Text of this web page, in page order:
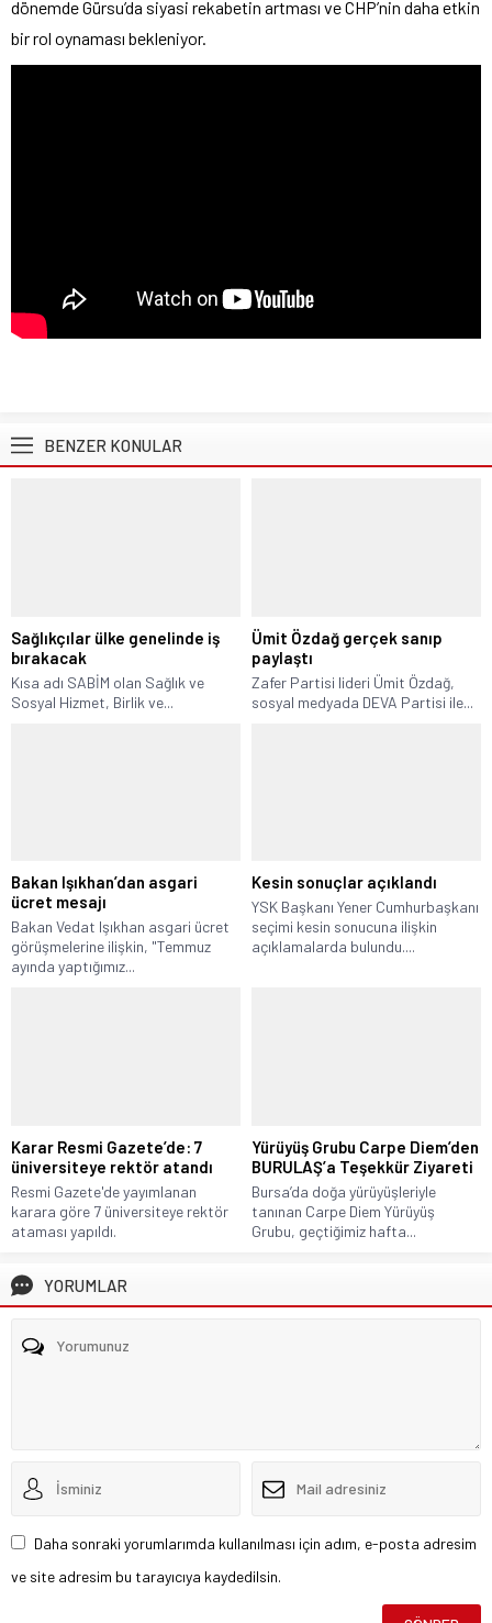
dönemde Gürsu’da siyasi rekabetin artması ve CHP’nin daha etkin
bir rol oynaması bekleniyor.
BENZER KONULAR
Sağlıkçılar ülke genelinde iş
bırakacak
Kısa adı SABİM olan Sağlık ve
Sosyal Hizmet, Birlik ve...
Ümit Özdağ gerçek sanıp
paylaştı
Zafer Partisi lideri Ümit Özdağ,
sosyal medyada DEVA Partisi ile...
Bakan Işıkhan’dan asgari
ücret mesajı
Bakan Vedat Işıkhan asgari ücret
görüşmelerine ilişkin, "Temmuz
ayında yaptığımız...
Kesin sonuçlar açıklandı
YSK Başkanı Yener Cumhurbaşkanı
seçimi kesin sonucuna ilişkin
açıklamalarda bulundu....
Karar Resmi Gazete’de: 7
üniversiteye rektör atandı
Resmi Gazete'de yayımlanan
karara göre 7 üniversiteye rektör
ataması yapıldı.
Yürüyüş Grubu Carpe Diem’den
BURULAŞ’a Teşekkür Ziyareti
Bursa’da doğa yürüyüşleriyle
tanınan Carpe Diem Yürüyüş
Grubu, geçtiğimiz hafta...
YORUMLAR
Daha sonraki yorumlarımda kullanılması için adım, e-posta adresim
ve site adresim bu tarayıcıya kaydedilsin.